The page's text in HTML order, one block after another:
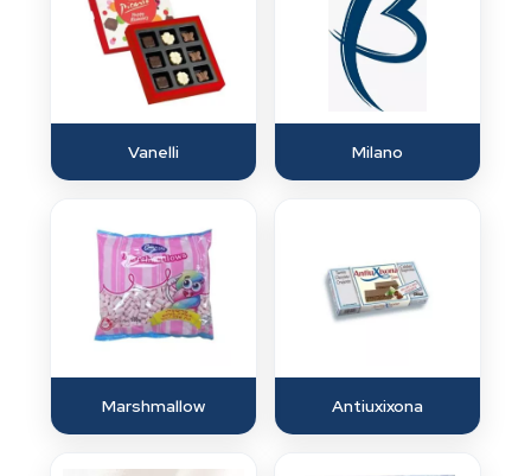
Milano
Vanelli
Antiuxixona
Marshmallow